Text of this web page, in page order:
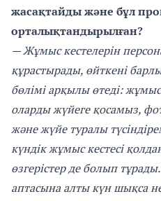
жасақтайды және бұл
орталықтандырылған?
— Жұмыс кестелерін
құрастырады, өйткені
бөлімі арқылы өтеді:
оларды жүйеге қосамыз,
және жүйе туралы
күндік жұмыс кестесі
өзгерістер де болып
аптасына алты күн шықса